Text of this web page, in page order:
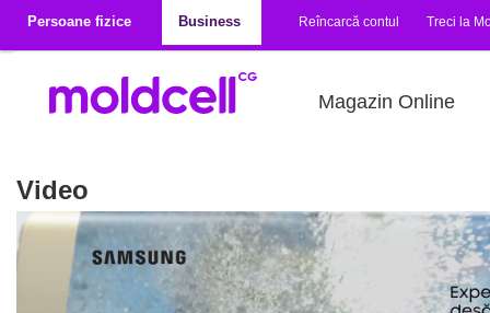
Persoane fizice
Business Reîncarcă contul Treci la
Magazin Online
Video